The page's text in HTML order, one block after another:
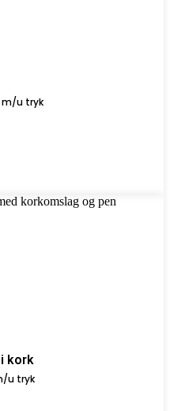
m/u tryk
kork
u tryk